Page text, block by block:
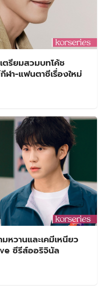
ตรียมสวมบทโค้ช
ฬา-แฟนตาซีเรื่องใหม่
วานและเคมีเหนียว
ซีรีส์ออริจินัล